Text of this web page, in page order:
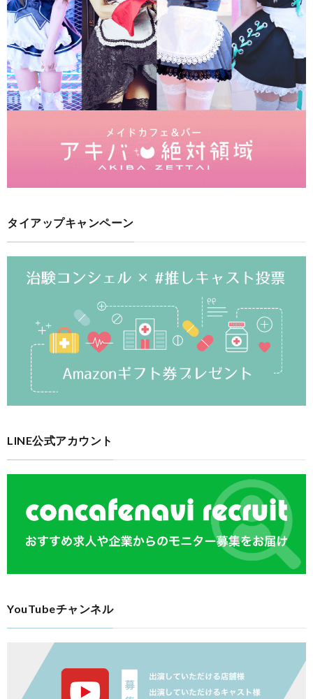
タイアップキャンペーン
LINE公式アカウント
YouTubeチャンネル